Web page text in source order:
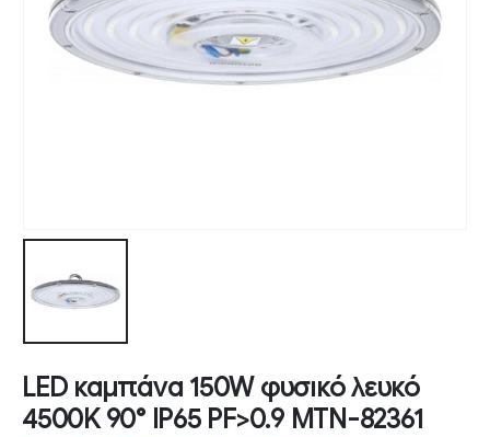
LED καμπάνα 150W φυσικό λευκό
4500K 90° IP65 PF>0.9 MTN-82361